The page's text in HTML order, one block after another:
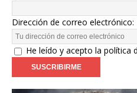
Dirección de correo electrónico:
He leído y acepto la política